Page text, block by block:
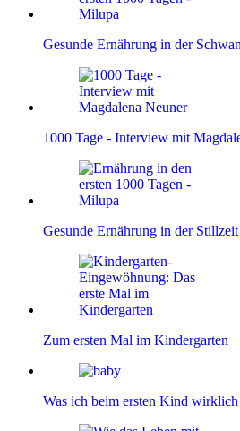
Gesunde Ernährung in der
1000 Tage - Interview mit
Gesunde Ernährung in der
Zum ersten Mal im Kindergarten
Was ich beim ersten Kind wirklich